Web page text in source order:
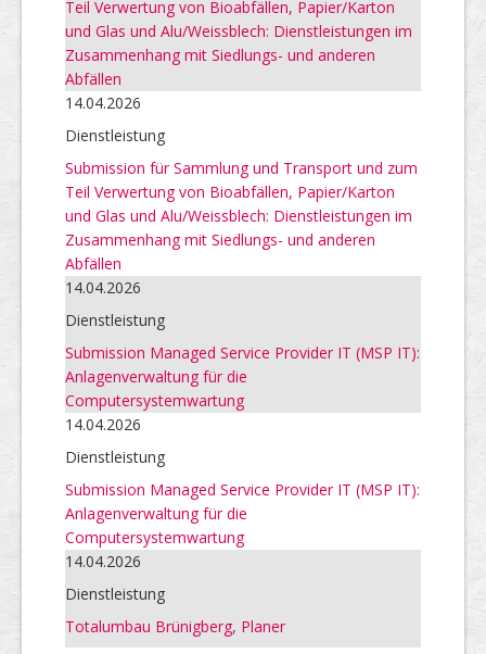
Teil Verwertung von Bioabfällen, Papier/Karton
und Glas und Alu/Weissblech: Dienstleistungen im
Zusammenhang mit Siedlungs- und anderen
Abfällen
14.04.2026
Dienstleistung
Submission für Sammlung und Transport und zum
Teil Verwertung von Bioabfällen, Papier/Karton
und Glas und Alu/Weissblech: Dienstleistungen im
Zusammenhang mit Siedlungs- und anderen
Abfällen
14.04.2026
Dienstleistung
Submission Managed Service Provider IT (MSP IT):
Anlagenverwaltung für die
Computersystemwartung
14.04.2026
Dienstleistung
Submission Managed Service Provider IT (MSP IT):
Anlagenverwaltung für die
Computersystemwartung
14.04.2026
Dienstleistung
Totalumbau Brünigberg, Planer